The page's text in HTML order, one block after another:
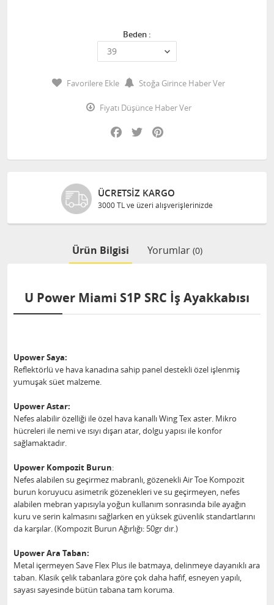
Beden :
Favorilere Ekle Stoğa Girince Haber Ver
Fiyatı Düşünce Haber Ver
Facebook
Twitter
ÜCRETSIZ KARGO
3000 TL ve üzeri alışverişlerinizde
Ürün Bilgisi Yorumlar (0)
U Power Miami S1P SRC İş Ayakkabısı
Upower Saya:
Reflektörlü ve hava kanadına sahip panel destekli özel işlenmiş
yumuşak süet malzeme.
Upower Astar:
Nefes alabilir özelliği ile özel hava kanallı Wing Tex aster. Mikro
hücreleri ile nemi ve ısıyı dışarı atar, dolgu yapısı ile konfor
sağlamaktadır.
Upower Kompozit Burun:
Nefes alabilen su geçirmez mabranlı, gözenekli Air Toe Kompozit
burun koruyucu asimetrik gözenekleri ve su geçirmeyen, nefes
alabilen mebran yapısıyla yoğun kullanım sonrasında bile ayağın
kuru ve serin kalmasını sağlarken en yüksek güvenlik standartlarını
da karşılar. (Kompozit Burun Ağırlığı: 50gr dır.)
Upower Ara Taban:
Metal içermeyen Save Flex Plus ile batmaya, delinmeye dayanıklı ara
taban. Klasik çelik tabanlara göre çok daha hafif, esneyen yapılı,
sayası sayesinde bütün tabana tam koruma.